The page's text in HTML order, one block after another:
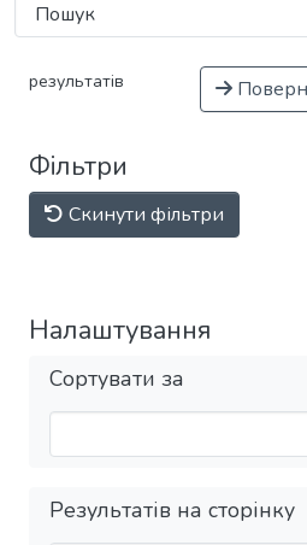
результатів
Фільтри
Скинути фільтри
Налаштування
Сортувати за
Результатів на сторінку